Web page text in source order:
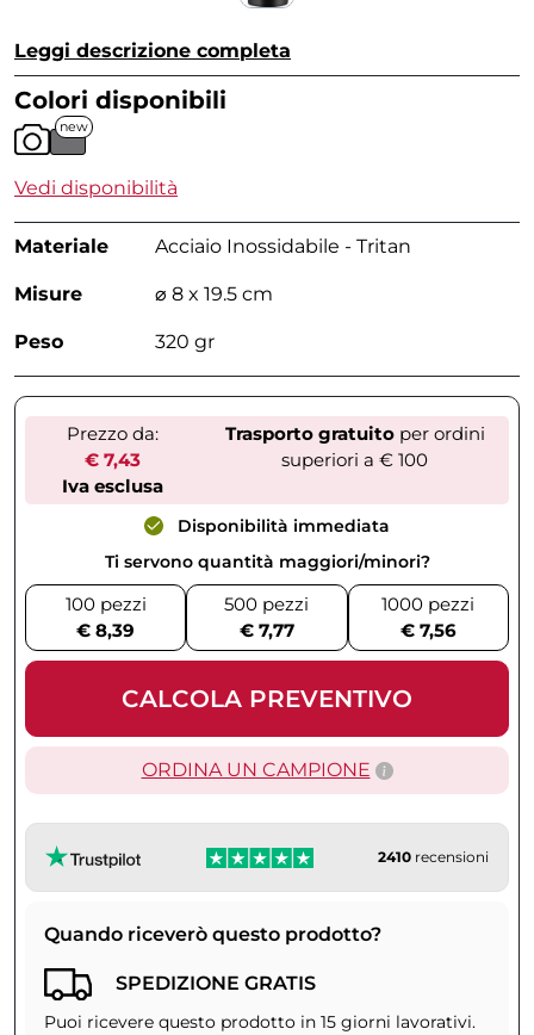
Leggi descrizione completa
Colori disponibili
new
Vedi disponibilità
Materiale Acciaio Inossidabile - Tritan
Misure ⌀ 8 x 19.5 cm
Peso 320 gr
Prezzo da:
€ 7,43
Iva esclusa
Trasporto gratuitoper ordini
superiori a € 100
Disponibilità immediata
Ti servono quantità maggiori/minori?
100 pezzi
€ 8,39
500 pezzi
€ 7,77
1000 pezzi
€ 7,56
CALCOLA PREVENTIVO
ORDINA UN CAMPIONE
2410 recensioni
Quando riceverò questo prodotto?
SPEDIZIONE GRATIS
Puoi ricevere questo prodotto in 15 giorni lavorativi.